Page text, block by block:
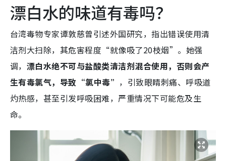
漂白水的味道有毒吗？
台湾毒物专家谭敦慈曾引述外国研究，指出错误使用清
洁剂大扫除，其危害程度“就像吸了20枝烟”。她强
调， 漂白水绝不可与盐酸类清洁剂混合使用，否则会产
生有毒氯气，导致“氯中毒” ，引致眼睛刺痛、呼吸道
灼热感，甚至引发呼吸困难，严重情况下可能危及生
命。